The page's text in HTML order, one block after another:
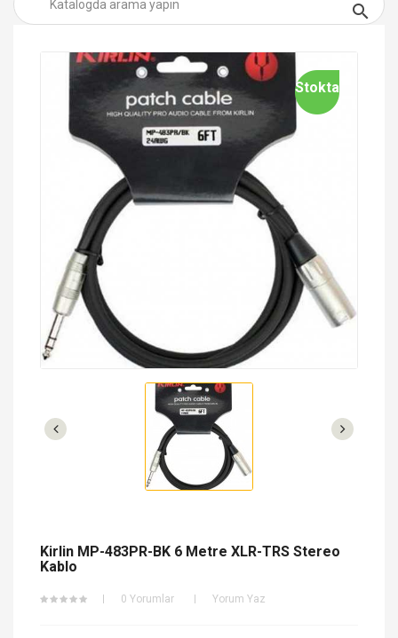

Stokta
Kirlin MP-483PR-BK 6 Metre XLR-TRS Stereo
Kablo
0 Yorumlar Yorum Yaz